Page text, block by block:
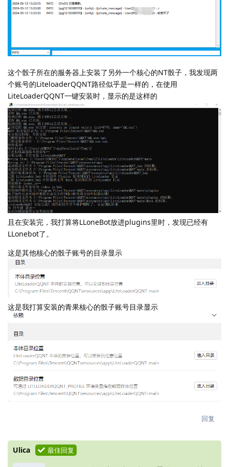
这个骰子所在的服务器上安装了另外一个核心的NT骰子，我发现两
个账号的LiteloaderQQNT路径似乎是一样的，在使用
LiteLoaderQQNT一键安装时，显示的是这样的
且在安装完，我打算将LLoneBot放进plugins里时，发现已经有
LLonebot了。
这是其他核心的骰子账号的目录显示
这是我打算安装的青果核心的骰子账号目录显示
回复
Ulica 最佳回复